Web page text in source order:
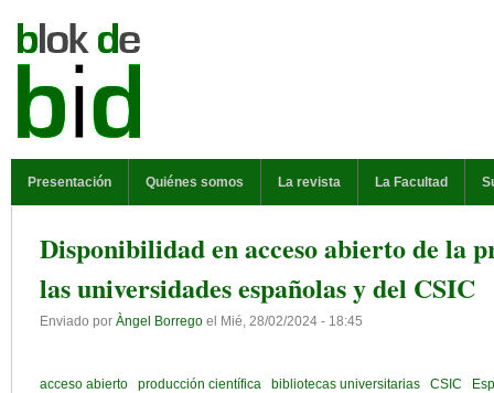
Presentación Quiénes somos La revista La Facultad
Disponibilidad en acceso abierto de la
las universidades españolas y del CSIC
Enviado por Àngel Borrego el Mié, 28/02/2024 - 18:45
acceso abierto producción científica bibliotecas universitarias CSIC